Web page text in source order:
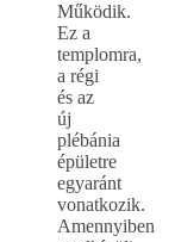
Működik.
Ez a
templomra,
a régi
és az
új
plébánia
épületre
egyaránt
vonatkozik.
Amennyiben